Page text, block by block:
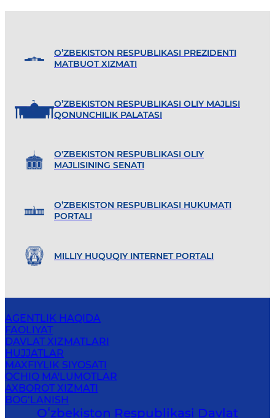
O’ZBEKISTON RESPUBLIKASI PREZIDENTI
MATBUOT XIZMATI
O’ZBEKISTON RESPUBLIKASI OLIY MAJLISI
QONUNCHILIK PALATASI
O'ZBEKISTON RESPUBLIKASI OLIY
MAJLISINING SENATI
O’ZBEKISTON RESPUBLIKASI HUKUMATI
PORTALI
MILLIY HUQUQIY INTERNET PORTALI
AGENTLIK HAQIDA
FAOLIYAT
DAVLAT XIZMATLARI
HUJJATLAR
MAXFIYLIK SIYOSATI
OCHIQ MA'LUMOTLAR
AXBOROT XIZMATI
BOG‘LANISH
Oʻzbekiston Respublikasi Davlat